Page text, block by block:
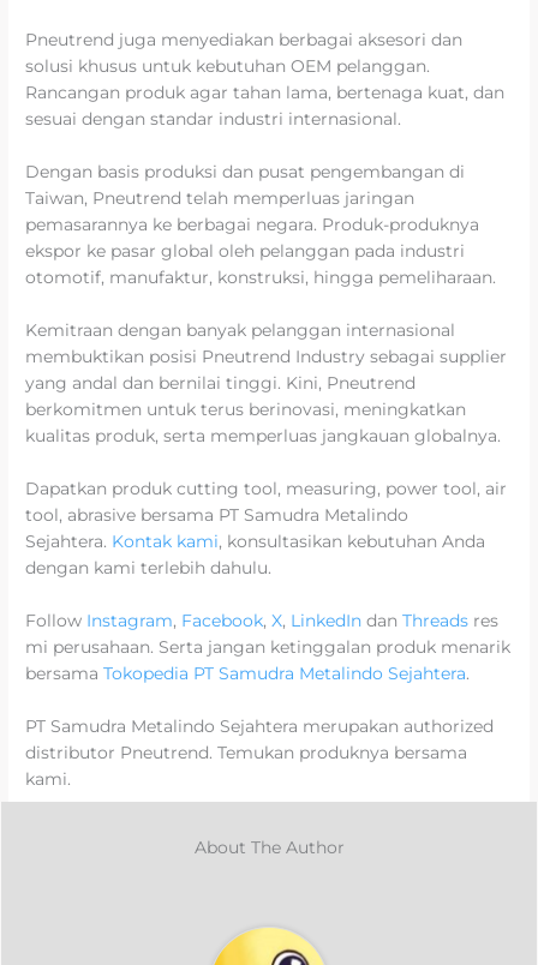
Pneutrend juga menyediakan berbagai aksesori dan
solusi khusus untuk kebutuhan OEM pelanggan.
Rancangan produk agar tahan lama, bertenaga kuat, dan
sesuai dengan standar industri internasional.
Dengan basis produksi dan pusat pengembangan di
Taiwan, Pneutrend telah memperluas jaringan
pemasarannya ke berbagai negara. Produk-produknya
ekspor ke pasar global oleh pelanggan pada industri
otomotif, manufaktur, konstruksi, hingga pemeliharaan.
Kemitraan dengan banyak pelanggan internasional
membuktikan posisi Pneutrend Industry sebagai supplier
yang andal dan bernilai tinggi. Kini, Pneutrend
berkomitmen untuk terus berinovasi, meningkatkan
kualitas produk, serta memperluas jangkauan globalnya.
Dapatkan produk cutting tool, measuring, power tool, air
tool, abrasive bersama PT Samudra Metalindo
Sejahtera. Kontak kami, konsultasikan kebutuhan Anda
dengan kami terlebih dahulu.
Follow Instagram, Facebook,X, LinkedIndanThreads res
mi perusahaan. Serta jangan ketinggalan produk menarik
bersamaTokopedia PT Samudra Metalindo Sejahtera.
PT Samudra Metalindo Sejahtera merupakan authorized
distributor Pneutrend. Temukan produknya bersama
kami.
About The Author